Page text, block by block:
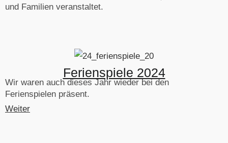
und Familien veranstaltet.
Ferienspiele 2024
Wir waren auch dieses Jahr wieder bei den
Ferienspielen präsent.
Weiter